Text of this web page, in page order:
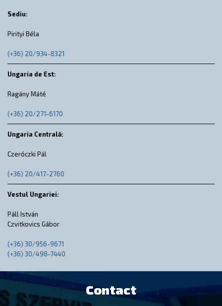
Sediu:
Pirityi Béla
(+36) 20/934-8321
Ungaria de Est:
Ragány Máté
(+36) 20/271-6170
Ungaria Centrală:
Czeróczki Pál
(+36) 20/417-2760
Vestul Ungariei:
Páll István
Czvitkovics Gábor
(+36) 30/956-9671
(+36) 30/498-7440
Contact